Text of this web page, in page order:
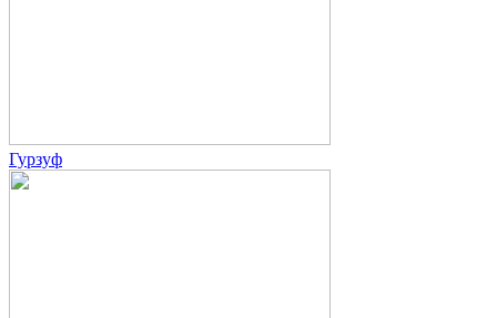
Гурзуф